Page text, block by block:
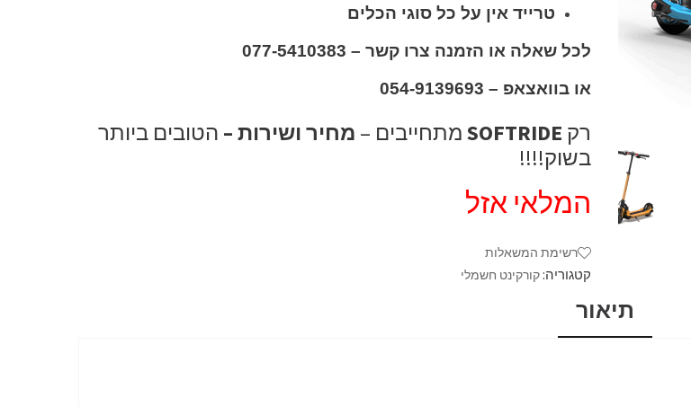
טרייד אין על כל סוגי הכלים
לכל שאלה או הזמנה צרו קשר – 077-5410383
או בוואצאפ – 054-9139693
רק SOFTRIDEמתחייבים – מחיר ושירות – הטובים ביותר
בשוק!!!!
המלאי אזל
רשימת המשאלות
קטגוריה: קורקינט חשמלי
תיאור